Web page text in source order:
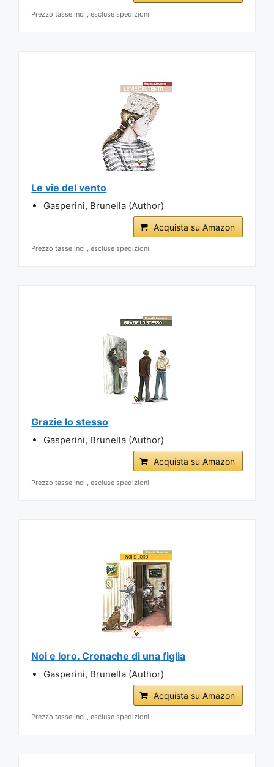
Prezzo tasse incl., escluse spedizioni
Le vie del vento
Gasperini, Brunella (Author)
Acquista su Amazon
Prezzo tasse incl., escluse spedizioni
Grazie lo stesso
Gasperini, Brunella (Author)
Acquista su Amazon
Prezzo tasse incl., escluse spedizioni
Noi e loro. Cronache di una figlia
Gasperini, Brunella (Author)
Acquista su Amazon
Prezzo tasse incl., escluse spedizioni